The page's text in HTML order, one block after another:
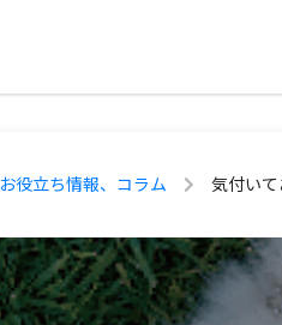
お役立ち情報、コラム 気付いて